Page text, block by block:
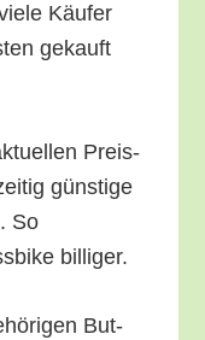
Käu­fer
gekauft
Preis­
güns­ti­ge
So
billiger.
But­